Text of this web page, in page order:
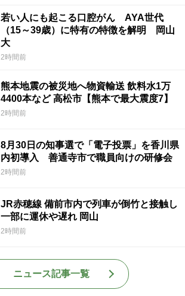
若い人にも起こる口腔がん AYA世代
（15～39歳）に特有の特徴を解明 岡山
大
2時間前
熊本地震の被災地へ物資輸送 飲料水1万
4400本など 高松市【熊本で最大震度7】
2時間前
8月30日の知事選で「電子投票」を香川県
内初導入 善通寺市で職員向けの研修会
2時間前
JR赤穂線 備前市内で列車が倒竹と接触し
一部に運休や遅れ 岡山
2時間前
ニュース記事一覧